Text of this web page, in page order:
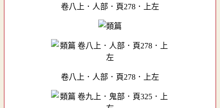
卷八上．人部．頁278．上左
卷八上．人部．頁278．上左